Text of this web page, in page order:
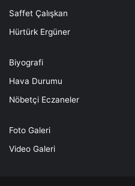
Saffet Çalışkan
Hürtürk Ergüner
Biyografi
Hava Durumu
Nöbetçi Eczaneler
Foto Galeri
Video Galeri